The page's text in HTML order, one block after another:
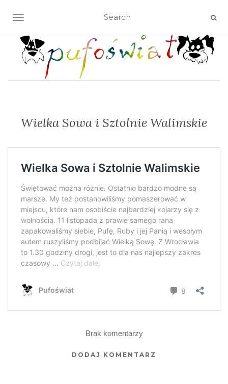
TOGGLE NAVIGATION
Wielka Sowa i Sztolnie Walimskie
Brak komentarzy
DODAJ KOMENTARZ